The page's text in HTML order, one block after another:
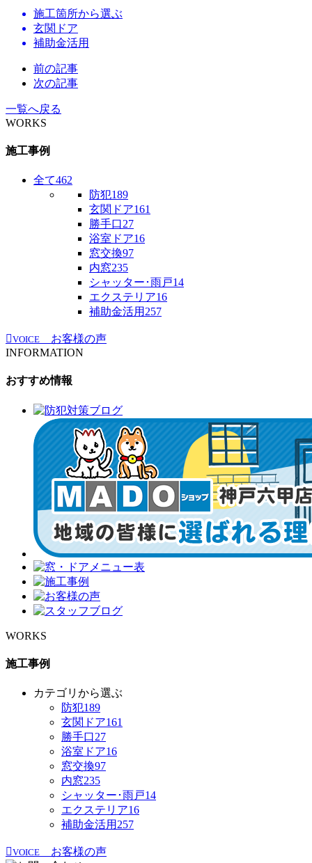
施工箇所から選ぶ
玄関ドア
補助金活用
前の記事
次の記事
一覧へ戻る
WORKS
施工事例
全て462
防犯189
玄関ドア161
勝手口27
浴室ドア16
窓交換97
内窓235
シャッター･雨戸14
エクステリア16
補助金活用 257
VOICE
お客様の声
INFORMATION
おすすめ情報
WORKS
施工事例
カテゴリから選ぶ
防犯189
玄関ドア161
勝手口27
浴室ドア16
窓交換97
内窓235
シャッター･雨戸14
エクステリア16
補助金活用 257
VOICE お客様の声